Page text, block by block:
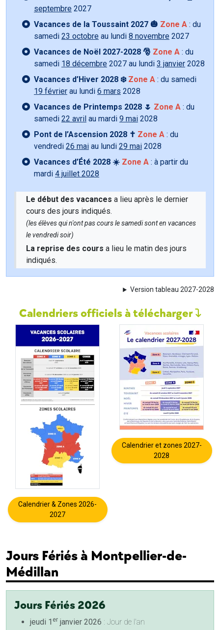
septembre 2027
Vacances de la Toussaint 2027 🎃 Zone A : du
samedi 23 octobre au lundi 8 novembre 2027
Vacances de Noël 2027-2028 🎅 Zone A : du
samedi 18 décembre 2027 au lundi 3 janvier 2028
Vacances d’Hiver 2028 ❄️ Zone A : du samedi
19 février au lundi 6 mars 2028
Vacances de Printemps 2028 🌷 Zone A : du
samedi 22 avril au mardi 9 mai 2028
Pont de l’Ascension 2028 ✝️ Zone A : du
vendredi 26 mai au lundi 29 mai 2028
Vacances d’Été 2028 ☀️ Zone A : à partir du
mardi 4 juillet 2028
Le début des vacances a lieu après le dernier
cours des jours indiqués.
(les élèves qui n'ont pas cours le samedi sont en vacances
le vendredi soir)
La reprise des cours a lieu le matin des jours
indiqués.
Version tableau 2027-2028
Calendriers officiels à télécharger
Calendrier & Zones 2026-
2027
Calendrier et zones 2027-
2028
Jours Fériés à Montpellier-de-
Médillan
Jours Fériés 2026
jeudi 1 er janvier 2026 : Jour de l'an